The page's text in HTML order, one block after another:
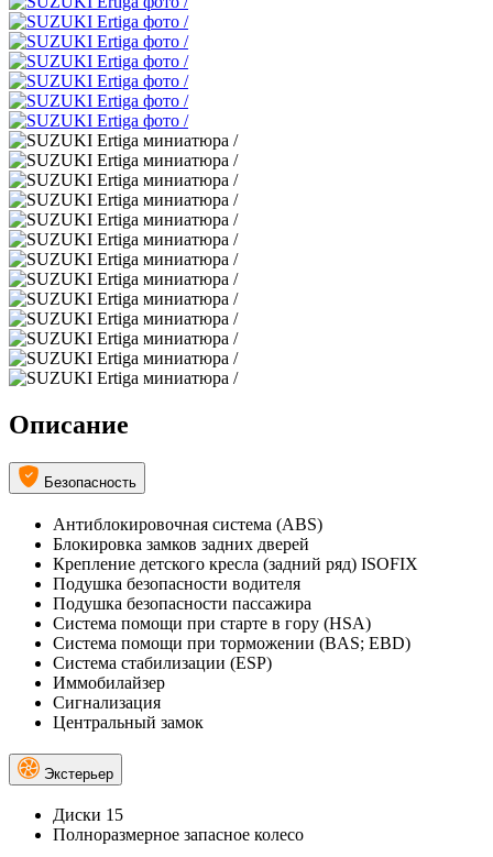
Описание
Безопасность
Антиблокировочная система (ABS)
Блокировка замков задних дверей
Крепление детского кресла (задний ряд) ISOFIX
Подушка безопасности водителя
Подушка безопасности пассажира
Система помощи при старте в гору (HSA)
Система помощи при торможении (BAS; EBD)
Система стабилизации (ESP)
Иммобилайзер
Сигнализация
Центральный замок
Экстерьер
Диски 15
Полноразмерное запасное колесо